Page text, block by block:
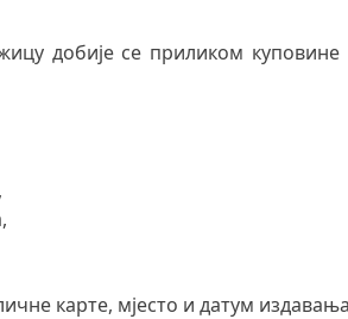
добије се приликом куповине
карте, мјесто и датум